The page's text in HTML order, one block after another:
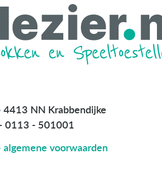
NN Krabbendijke
0113 - 501001
algemene voorwaarden